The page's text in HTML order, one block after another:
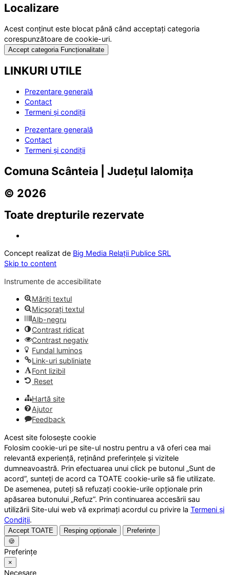
Localizare
Acest conținut este blocat până când acceptați categoria
corespunzătoare de cookie-uri.
Accept categoria Funcționalitate
LINKURI UTILE
Prezentare generală
Contact
Termeni și condiții
Prezentare generală
Contact
Termeni și condiții
Comuna Scânteia | Județul Ialomița
© 2026
Toate drepturile rezervate
Concept realizat de Big Media Relații Publice SRL
Skip to content
Instrumente de accesibilitate
Măriți textul
Micșorați textul
Alb-negru
Contrast ridicat
Contrast negativ
Fundal luminos
Link-uri subliniate
Font lizibil
Reset
Hartă site
Ajutor
Feedback
Acest site folosește cookie
Folosim cookie-uri pe site-ul nostru pentru a vă oferi cea mai
relevantă experiență, reținând preferințele și vizitele
dumneavoastră. Prin efectuarea unui click pe butonul „Sunt de
acord”, sunteți de acord ca TOATE cookie-urile să fie utilizate.
De asemenea, puteți să refuzați cookie-urile opționale prin
apăsarea butonului „Refuz”. Prin continuarea accesării sau
utilizării Site-ului web vă exprimați acordul cu privire la Termeni și
Condiții.
Accept TOATE Resping opționale
Preferințe
🍪
Preferințe
×
Necesare